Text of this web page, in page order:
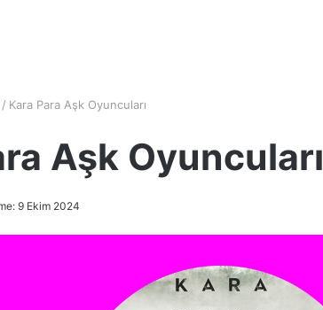
/ Kara Para Aşk Oyuncuları
Aşk Oyuncuları
9 Ekim 2024